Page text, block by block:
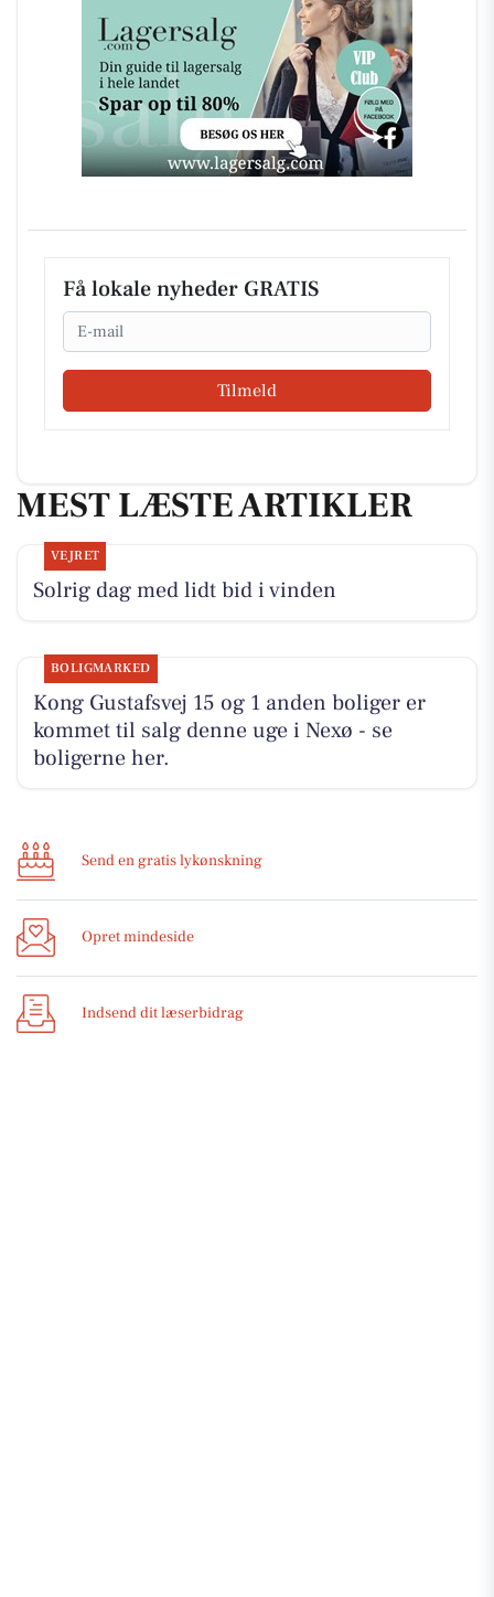
Få lokale nyheder GRATIS
Email
Tilmeld
MEST LÆSTE ARTIKLER
VEJRET
Solrig dag med lidt bid i vinden
BOLIGMARKED
Kong Gustafsvej 15 og 1 anden boliger er
kommet til salg denne uge i Nexø - se
boligerne her.
Send en gratis lykønskning
Opret mindeside
Indsend dit læserbidrag